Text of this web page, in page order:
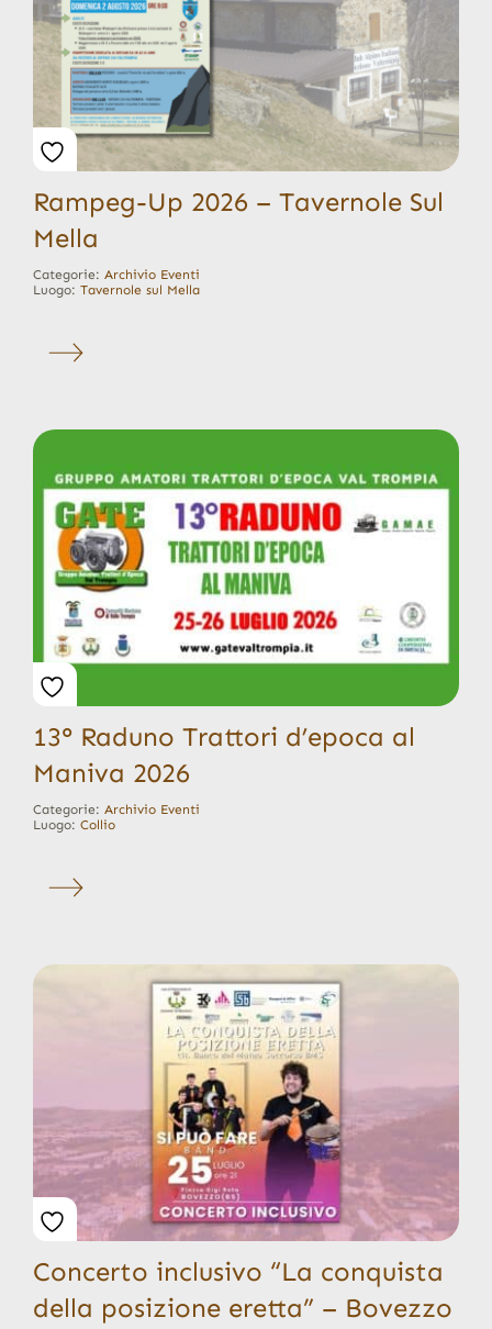
Rampeg-Up 2026 – Tavernole Sul
Mella
Categorie: Archivio Eventi
Luogo: Tavernole sul Mella
13° Raduno Trattori d’epoca al
Maniva 2026
Categorie: Archivio Eventi
Luogo: Collio
Concerto inclusivo “La conquista
della posizione eretta” – Bovezzo